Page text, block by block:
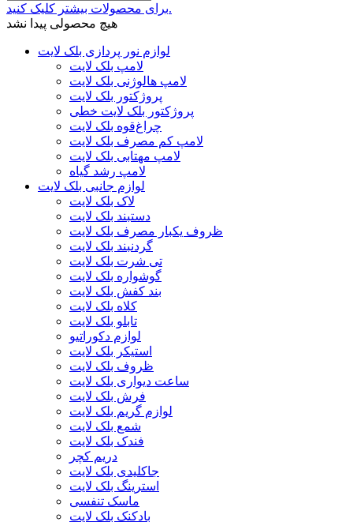
برای محصولات بیشتر کلیک کنید.
هیچ محصولی پیدا نشد
لوازم نور پردازی بلک لایت
لامپ بلک لایت
لامپ هالوژنی بلک لایت
پروژکتور بلک لایت
پروژکتور بلک لایت خطی
چراغ‌قوه بلک لایت
لامپ کم مصرف بلک لایت
لامپ مهتابی بلک لایت
لامپ رشد گیاه
لوازم جانبی بلک لایت
لاک بلک لایت
دستبند بلک لایت
ظروف یکبار مصرف بلک لایت
گردنبند بلک لایت
تی شرت بلک لایت
گوشواره بلک لایت
بند کفش بلک لایت
کلاه بلک لایت
تابلو بلک لایت
لوازم دکوراتیو
استیکر بلک لایت
ظروف بلک لایت
ساعت دیواری بلک لایت
فرش بلک لایت
لوازم گریم بلک لایت
شمع بلک لایت
فندک بلک لایت
دریم کچر
جاکلیدی بلک لایت
استرینگ بلک لایت
ماسک تنفسی
بادکنک بلک لایت